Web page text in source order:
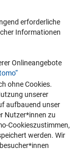
erforderliche
Informationen
Onlineangebote
ohne Cookies.
unserer
aufbauend unser
Nutzer*innen zu
Cookieszustimmen,
werden. Wir